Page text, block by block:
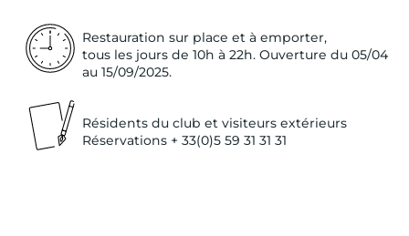
Restauration sur place et à emporter,
tous les jours de 10h à 22h. Ouverture du 05/04
au 15/09/2025.
Résidents du club et visiteurs extérieurs
Réservations + 33(0)5 59 31 31 31